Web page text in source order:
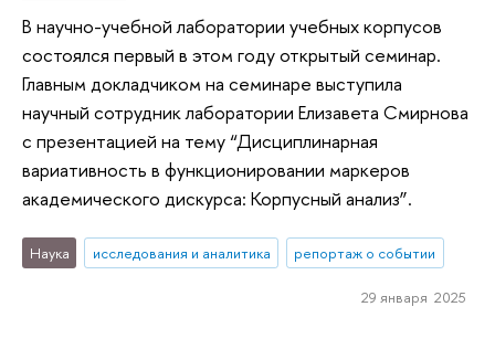
В научно-учебной лаборатории учебных корпусов
состоялся первый в этом году открытый семинар.
Главным докладчиком на семинаре выступила
научный сотрудник лаборатории Елизавета Смирнова
с презентацией на тему “Дисциплинарная
вариативность в функционировании маркеров
академического дискурса: Корпусный анализ”.
Наука исследования и аналитика репортаж о событии
29 января 2025